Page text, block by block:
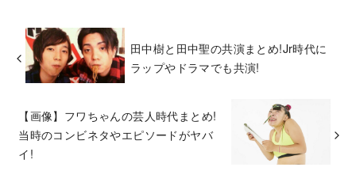
田中樹と田中聖の共演まとめ!Jr時代に
ラップやドラマでも共演!
【画像】フワちゃんの芸人時代まとめ!
当時のコンビネタやエピソードがヤバ
イ!